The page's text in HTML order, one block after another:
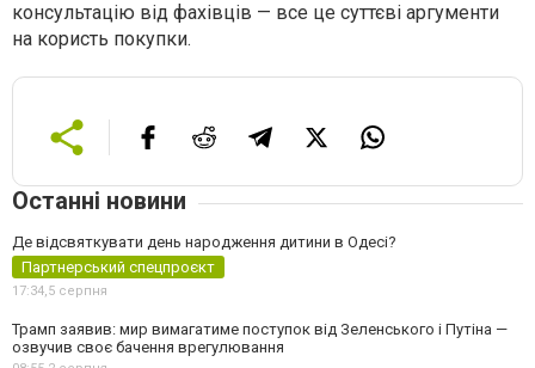
консультацію від фахівців — все це суттєві аргументи
на користь покупки.
Останні новини
Де відсвяткувати день народження дитини в Одесі?
Партнерський спецпроєкт
17:34,5 серпня
Трамп заявив: мир вимагатиме поступок від Зеленського і Путіна —
озвучив своє бачення врегулювання